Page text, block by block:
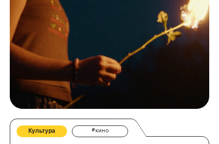
Культура #кино